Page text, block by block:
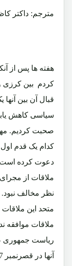
مترجم: داکتر
هفته ها پس از
کردم بین کرزی و
قبال آن بین
سیاسی کاهش
صحبت کردیم.
کدام یک قدم
دعوت کرده است.
ملاقات از
نظر مخالف نبود.
متحد این
ملاقات موافقه
ریاست جمهوری